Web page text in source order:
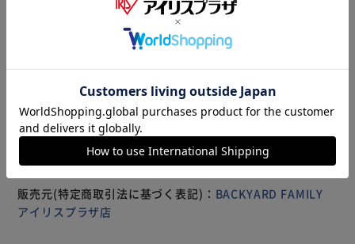
足の甲部分にお洒落にプリント。 【まるで油絵のキャンバ
ス風の質感】 足の甲に程よい凹凸のあるブッチャー生地を
使用し、油絵のキャンバス風の繊細な質感を表現。 【ふん
足裏の重みを優しく吸収し、立ち仕事の多いママさんの足元
をサポート。 【スポッと履ける履き口形状】 足の甲のベル
トは、つま先がスッと入るゆったり余裕を持たせたデザイン
で、脱ぎ履きスムーズ。 【オールシーズン、サラッと快
適】 つま先の開いたオープントゥスタイルなので、通気性
がしにくい底面加工】 スリッパ底面はフローリングの上で
も滑りにくく、静音効果のあるポリエステルスエードを採
もっと見る
※製品は予告なく仕様を変更する場合がございます。あらか
じめご了承ください。
販売元(特定商取引法に基づく表記)： BACKYARD FAMILY
アイリスプラザ店